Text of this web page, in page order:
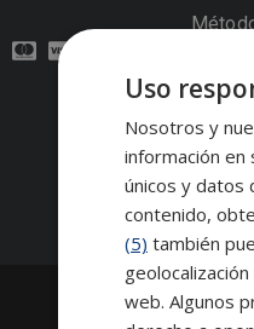
2026
Escuela
Información legal
Uso
Nosotros y
información
únicos y datos
contenido,
(5) también
web. Algunos